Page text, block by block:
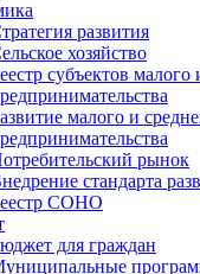
развития
хозяйство
субъектов малого
малого и
рынок
стандарта
СОНО
для граждан